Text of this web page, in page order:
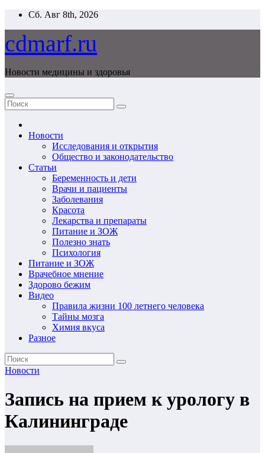
Перейти
содержимому
Сб. Авг 8th, 2026
cdmarf.ru
Новости медицины и здоровья
Новости
Исследования и открытия
Общество и законодательство
Статьи
Беременность и дети
Врачи и пациенты
Заболевания
Красота
Лекарства и препараты
Питание и ЗОЖ
Полезно знать
Психология
Питание и ЗОЖ
Врачебное мнение
Здорово бежим
Видео
Правила жизни 100 летнего человека
Тайны мозга
Химия вкуса
Разное
Новости
Запись на прием к урологу в
Калининграде